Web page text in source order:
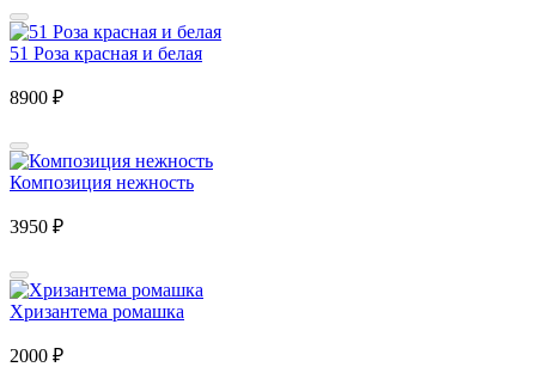
51 Роза красная и белая
8900 ₽
Композиция нежность
3950 ₽
Хризантема ромашка
2000 ₽